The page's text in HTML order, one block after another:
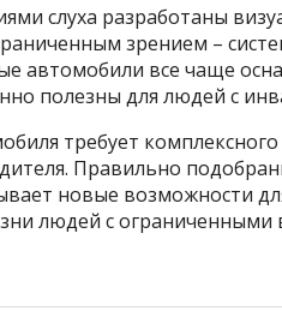
слуха разработаны
зрением –
автомобили все чаще
полезны для людей с
требует
Правильно
новые возможности
людей с ограниченными